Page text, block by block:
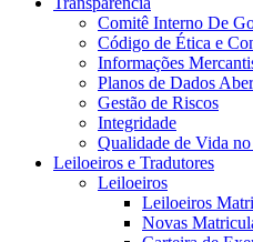
Comitê Interno De
Código de Ética e
Informações
Planos de Dados
Gestão de Riscos
Integridade
Qualidade de Vida
Leiloeiros e Tradutores
Leiloeiros
Leiloeiros
Novas